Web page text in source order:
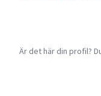
Är det här din profil?